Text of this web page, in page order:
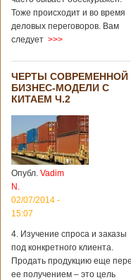
Тоже происходит и во время
деловых переговоров. Вам
следует >>>
ЧЕРТЫ СОВРЕМЕННОЙ
БИЗНЕС-МОДЕЛИ С
КИТАЕМ Ч.2
Опубл. Vadim
N.
02/07/2014 -
15:07
4. Изучение спроса и заказы
под конкретного клиента.
Продать продукцию еще
ее получением – это цель